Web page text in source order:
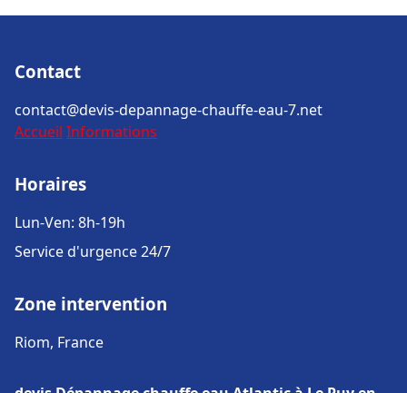
Contact
contact@devis-depannage-chauffe-eau-7.net
Accueil Informations
Horaires
Lun-Ven: 8h-19h
Service d'urgence 24/7
Zone intervention
Riom, France